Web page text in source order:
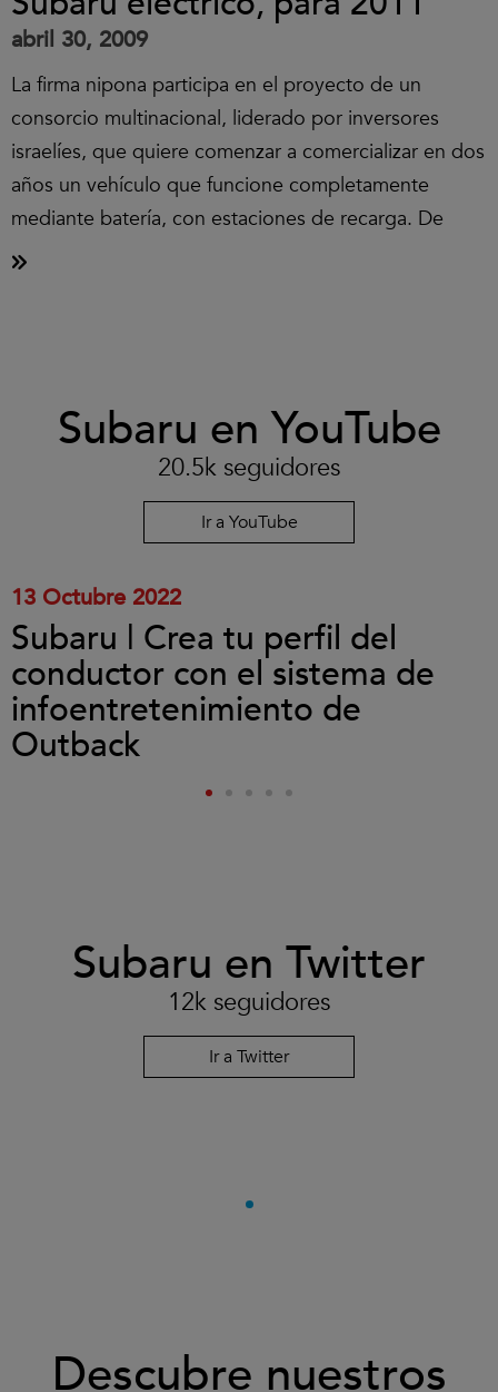
abril 30, 2009
La firma nipona participa en el proyecto de un
consorcio multinacional, liderado por inversores
israelíes, que quiere comenzar a comercializar en dos
años un vehículo que funcione completamente
mediante batería, con estaciones de recarga. De
Subaru en YouTube
20.5k seguidores
Ir a YouTube
aceptar
13 Octubre 2022
Subaru | Crea tu perfil del
conductor con el sistema de
infoentretenimiento de
Outback
Subaru en Twitter
12k seguidores
Ir a Twitter
Descubre nuestros